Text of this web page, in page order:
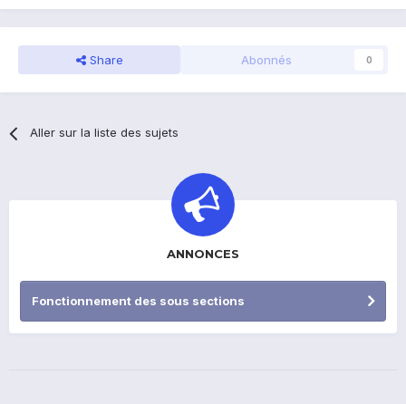
Share Abonnés 0
Aller sur la liste des sujets
ANNONCES
Fonctionnement des sous sections